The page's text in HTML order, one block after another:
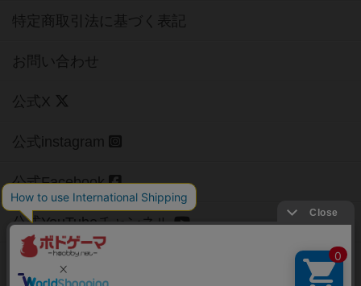
特定商取引法に基づく表記
お問い合わせ
公式X
公式instagram
公式Facebook
公式YouTubeチャンネル